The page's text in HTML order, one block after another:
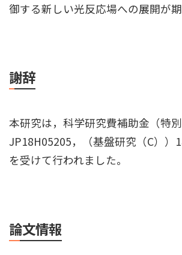
御する新しい光反応場への展開が期
謝辞
本研究は，科学研究費補助金（特別
JP18H05205，（基盤研究（C））
を受けて行われました。
論文情報